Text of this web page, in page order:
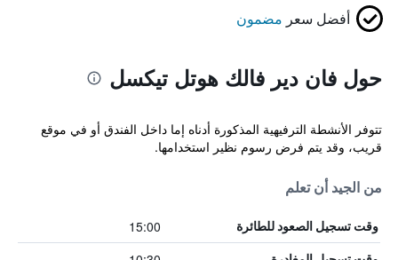
أفضل سعر مضمون
حول فان دير فالك هوتل تيكسل
تتوفر الأنشطة الترفيهية المذكورة أدناه إما داخل الفندق أو في موقع
قريب، وقد يتم فرض رسوم نظير استخدامها.
من الجيد أن تعلم
وقت تسجيل الصعود للطائرة 15:00